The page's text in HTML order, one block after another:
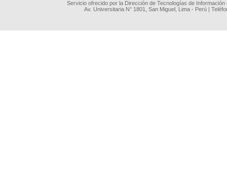
Servicio ofrecido por la Dirección de Tecnologías de
Av. Universitaria N° 1801, San Miguel, Lima - Perú |